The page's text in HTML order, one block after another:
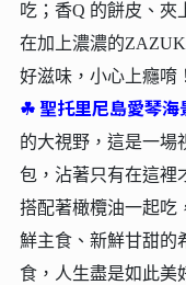
吃；香Q 的餅皮、夾
在加上濃濃的
好滋味，小心上癮唷！
☘︎聖托里尼島愛琴海
的大視野，這是一場
包，沾著只有在這裡
搭配著橄欖油一起吃
鮮主食、新鮮甘甜
食，人生盡是如此美